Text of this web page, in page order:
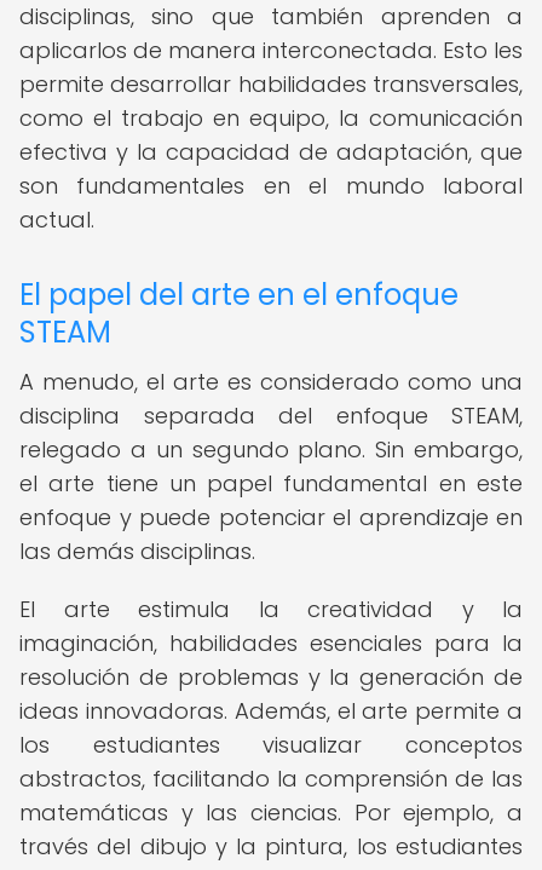
disciplinas, sino que también aprenden a
aplicarlos de manera interconectada. Esto les
permite desarrollar habilidades transversales,
como el trabajo en equipo, la comunicación
efectiva y la capacidad de adaptación, que
son fundamentales en el mundo laboral
actual.
El papel del arte en el enfoque
STEAM
A menudo, el arte es considerado como una
disciplina separada del enfoque STEAM,
relegado a un segundo plano. Sin embargo,
el arte tiene un papel fundamental en este
enfoque y puede potenciar el aprendizaje en
las demás disciplinas.
El arte estimula la creatividad y la
imaginación, habilidades esenciales para la
resolución de problemas y la generación de
ideas innovadoras. Además, el arte permite a
los estudiantes visualizar conceptos
abstractos, facilitando la comprensión de las
matemáticas y las ciencias. Por ejemplo, a
través del dibujo y la pintura, los estudiantes